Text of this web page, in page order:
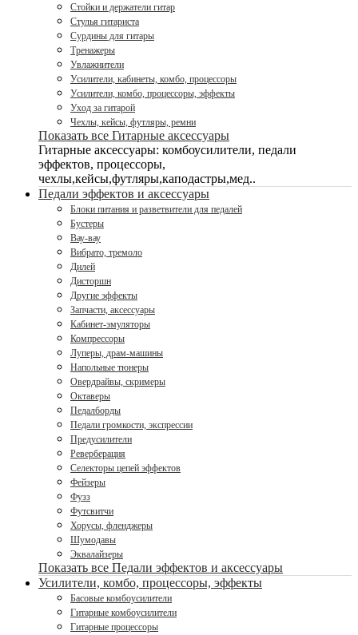
Стойки и держатели гитар
Стулья гитариста
Сурдины для гитары
Тренажеры
Увлажнители
Усилители, кабинеты, комбо, процессоры
Усилители, комбо, процессоры, эффекты
Уход за гитарой
Чехлы, кейсы, футляры, ремни
Показать все Гитарные аксессуары
Гитарные аксессуары: комбоусилители, педали
эффектов, процессоры,
чехлы,кейсы,футляры,каподастры,мед..
Педали эффектов и аксессуары
Блоки питания и разветвители для педалей
Бустеры
Вау-вау
Вибрато, тремоло
Дилей
Дисторшн
Другие эффекты
Запчасти, аксессуары
Кабинет-эмуляторы
Компрессоры
Луперы, драм-машины
Напольные тюнеры
Овердрайвы, скримеры
Октаверы
Педалборды
Педали громкости, экспрессии
Предусилители
Реверберация
Селекторы цепей эффектов
Фейзеры
Фузз
Футсвитчи
Хорусы, фленджеры
Шумодавы
Эквалайзеры
Показать все Педали эффектов и аксессуары
Усилители, комбо, процессоры, эффекты
Басовые комбоусилители
Гитарные комбоусилители
Гитарные процессоры